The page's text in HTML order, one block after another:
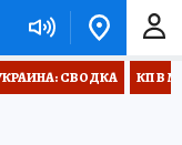
СВОДКА КП В